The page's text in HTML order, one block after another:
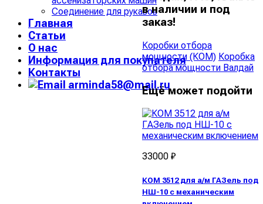
Соединение для рукавов
Главная
Статьи
О нас
Информация для покупателя
Контакты
arminda58@mail.ru
в наличии и под
заказ!
Коробки отбора
мощности (КОМ) Коробка
отбора мощности Валдай
Ещё может подойти
33000 ₽
КОМ 3512 для а/м ГАЗель под
НШ-10 с механическим